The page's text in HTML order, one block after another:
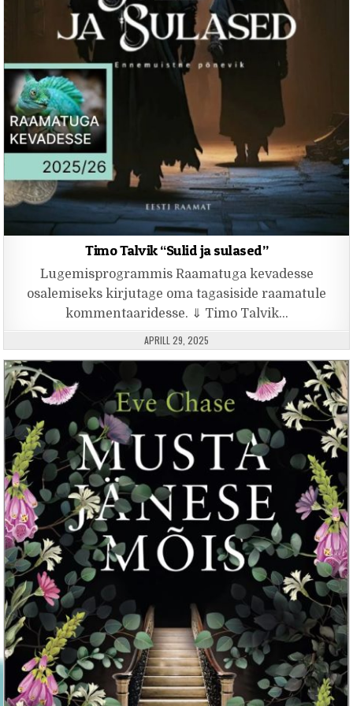
Timo Talvik “Sulid ja sulased”
Lugemisprogrammis Raamatuga kevadesse
osalemiseks kirjutage oma tagasiside raamatule
kommentaaridesse. ⇓ Timo Talvik…
PUBLISHED DATE:
APRILL 29, 2025